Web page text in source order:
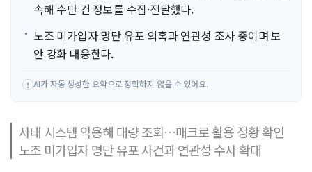
속해 수만 건 정보를 수집·전달했다.
노조 미가입자 명단 유포 의혹과 연관성 조사 중이며 보
안 강화 대응한다.
! AI가 자동 생성한 요약으로 정확하지 않을 수 있어요.
사내 시스템 악용해 대량 조회…매크로 활용 정황 확인
노조 미가입자 명단 유포 사건과 연관성 수사 확대